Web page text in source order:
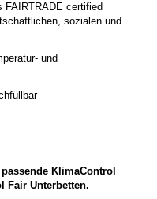
FAIRTRADE certified
sozialen und
und
KlimaControl
FairUnterbetten.